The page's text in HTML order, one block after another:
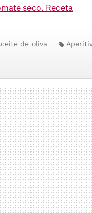
seco. Receta
de oliva